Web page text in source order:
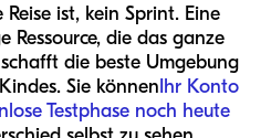
ist, kein Sprint. Eine
Ressource, die das ganze
die beste Umgebung
Sie könnenIhr Konto
Testphase noch heute